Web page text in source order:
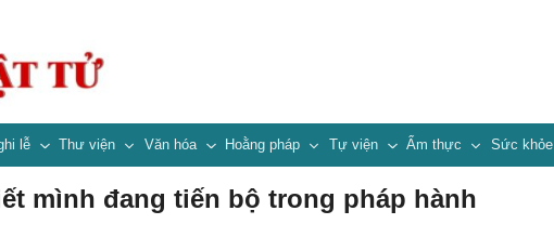
lễ Thư viện Văn hóa Hoằng pháp Tự viện Ẩm thực Sức khỏe
mình đang tiến bộ trong pháp hành